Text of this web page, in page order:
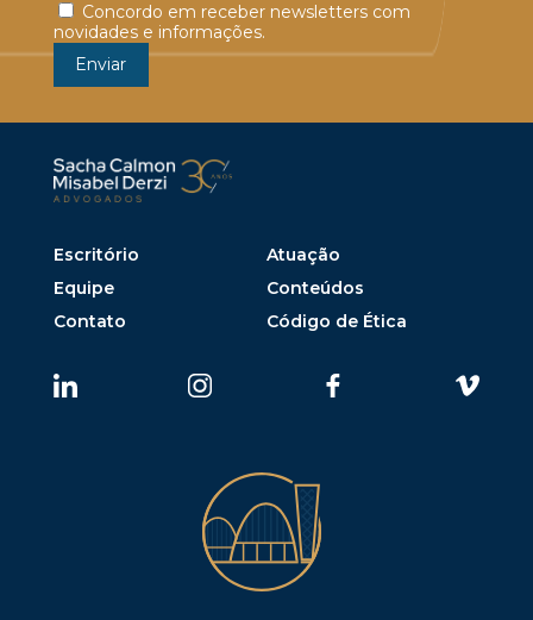
Concordo em receber newsletters com
novidades e informações.
Escritório
Atuação
Equipe
Conteúdos
Contato
Código de Ética